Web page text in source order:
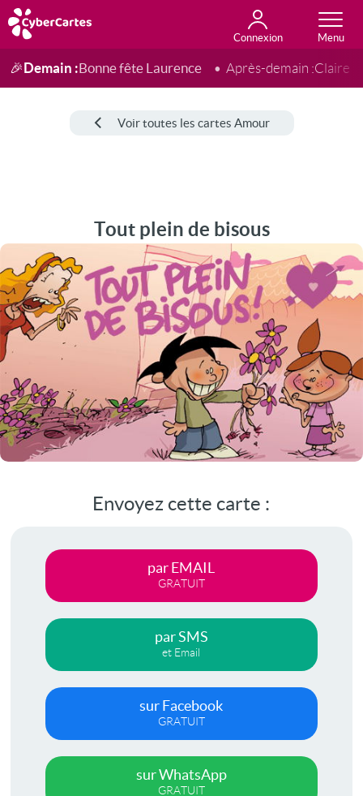
Connexion
Anniversaire
Fête du jour
Amour
Amitié
Merci
Toutes les cartes
🎉Demain :Bonne fête Laurence Après-demain :Claire
Voir toutes les cartes Amour
Tout plein de bisous
Envoyez cette carte :
par EMAIL
GRATUIT
par SMS
et Email
sur Facebook
GRATUIT
sur WhatsApp
GRATUIT